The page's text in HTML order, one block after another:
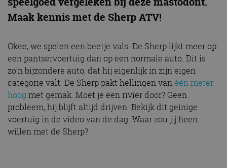
Maak kennis met de Sherp ATV!
Okee, we spelen een beetje vals. De Sherp lijkt meer op
een pantservoertuig dan op een normale auto. Dit is
zo’n bijzondere auto, dat hij eigenlijk in zijn eigen
categorie valt. De Sherp pakt hellingen vanéén meter
hoog met gemak. Moet je een rivier door? Geen
probleem, hij blijft altijd drijven. Bekijk dit geinige
voertuig in de video van de dag. Waar zou jij heen
willen met de Sherp?